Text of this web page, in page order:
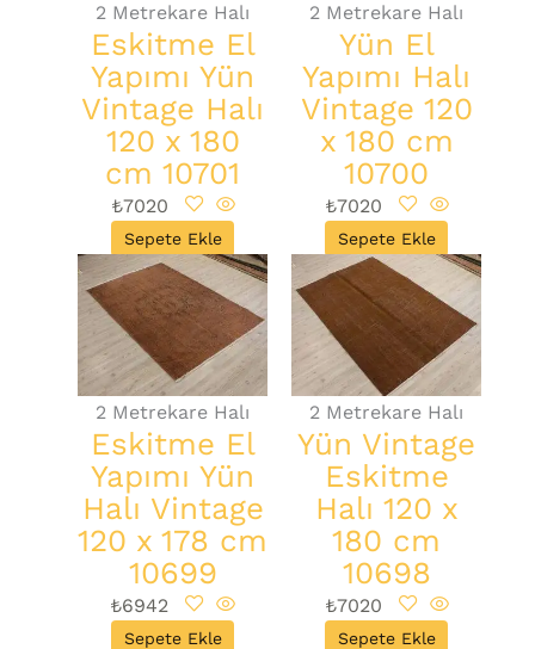
2 Metrekare Halı
Eskitme El
Yapımı Yün
Vintage Halı
120 x 180
cm 10701
₺7020
Sepete Ekle
2 Metrekare Halı
Yün El
Yapımı Halı
Vintage 120
x 180 cm
10700
₺7020
Sepete Ekle
2 Metrekare Halı
Eskitme El
Yapımı Yün
Halı Vintage
120 x 178 cm
10699
₺6942
Sepete Ekle
2 Metrekare Halı
Yün Vintage
Eskitme
Halı 120 x
180 cm
10698
₺7020
Sepete Ekle